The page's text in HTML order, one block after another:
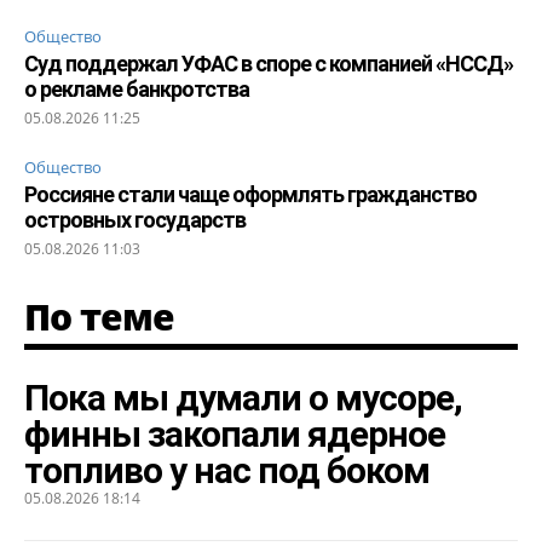
Общество
Суд поддержал УФАС в споре с компанией «НССД»
о рекламе банкротства
05.08.2026 11:25
Общество
Россияне стали чаще оформлять гражданство
островных государств
05.08.2026 11:03
По теме
Пока мы думали о мусоре,
финны закопали ядерное
топливо у нас под боком
05.08.2026 18:14